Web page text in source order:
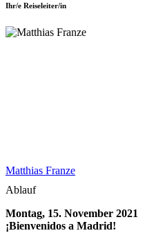
Ihr/e Reiseleiter/in
Matthias Franze
Ablauf
Montag, 15. November 2021
¡Bienvenidos a Madrid!